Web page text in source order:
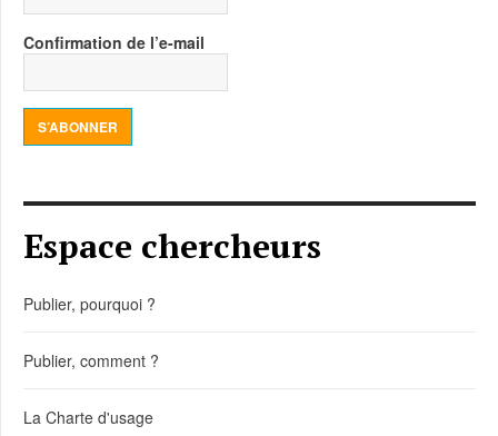
Confirmation de l’e-mail
S’ABONNER
Espace chercheurs
Publier, pourquoi ?
Publier, comment ?
La Charte d'usage